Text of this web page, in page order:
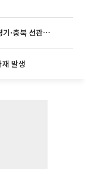
등 추가 압수수색
발생